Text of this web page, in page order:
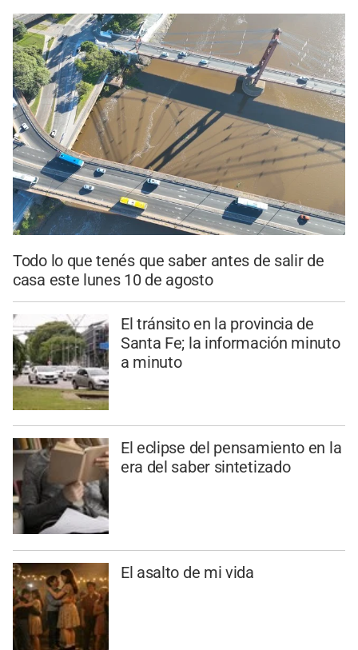
Todo lo que tenés que saber antes de salir de
casa este lunes 10 de agosto
El tránsito en la provincia de
Santa Fe; la información minuto
a minuto
El eclipse del pensamiento en la
era del saber sintetizado
El asalto de mi vida